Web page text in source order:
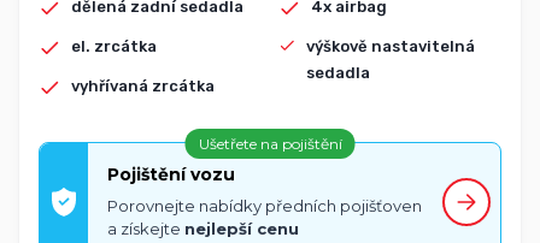
dělená zadní sedadla
el. zrcátka
vyhřívaná zrcátka
4x airbag
výškově nastavitelná
sedadla
Ušetřete na pojištění
Pojištění vozu
Porovnejte nabídky předních pojišťoven
a získejte nejlepší cenu